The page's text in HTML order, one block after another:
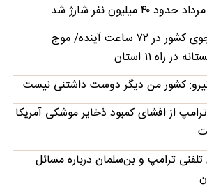
۴۰‌ میلیون نفر شارژ شد
وضعیت جوی کشور در ۷۲ ساعت آینده/ موج
در راه ۱۱ استان
کشور من دیگر دوست داشتنی نیست
از افشای کمبود ذخایر موشکی آمریکا
ترامپ و بن‌سلمان درباره مسائل